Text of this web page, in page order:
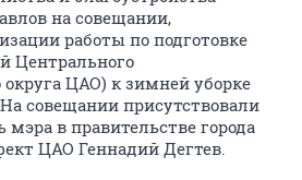
на совещании,
работы по подготовке
Центрального
ЦАО) к зимней уборке
На совещании присутствовали
в правительстве города
ЦАО Геннадий Дегтев.